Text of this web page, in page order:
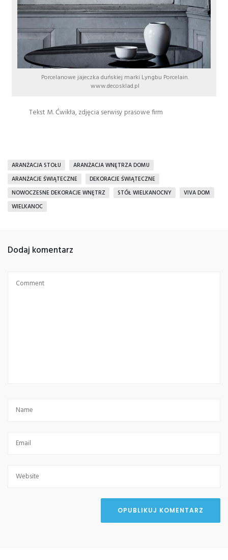
Porcelanowe jajeczka duńskiej marki Lyngbu Porcelain.
www.decosklad.pl
Tekst M. Ćwikła, zdjęcia serwisy prasowe firm
ARANŻACJA STOŁU
ARANŻACJA WNĘTRZA DOMU
ARANŻACJE ŚWIĄTECZNE
DEKORACJE ŚWIĄTECZNE
NOWOCZESNE DEKORACJE WNĘTRZ
STÓŁ WIELKANOCNY
VIVA DOM
WIELKANOC
Dodaj komentarz